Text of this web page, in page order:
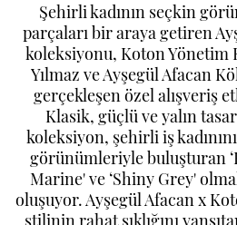
Şehirli kadının seçkin
parçaları bir araya getiren
koleksiyonu, Koton Yönetim
Yılmaz ve Ayşegül Afacan
gerçekleşen özel alışveriş
Klasik, güçlü ve yalın
koleksiyon, şehirli iş
görünümleriyle buluşturan
Marine' ve ‘Shiny Grey'
oluşuyor. Ayşegül Afacan x
stilinin rahat şıklığını